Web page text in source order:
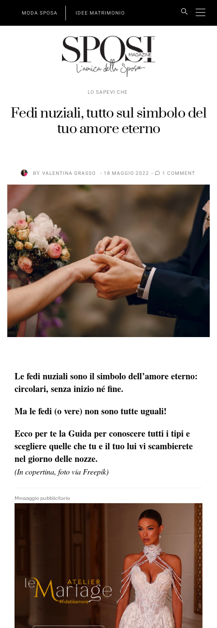
MODA SPOSA IDEE MATRIMONIO
LO SAPEVI CHE
Fedi nuziali, tutto sul simbolo del
tuo amore eterno
BY VALENTINA GRASSO 18 MAGGIO 2022 1 COMMENT
Le fedi nuziali sono il simbolo dell’amore eterno:
circolari, senza inizio né fine.
Ma le fedi (o vere) non sono tutte uguali!
Ecco per te la Guida per conoscere tutti i tipi e
scegliere quelle che tu e il tuo lui vi scambierete
nel giorno delle nozze.
(In copertina, foto via Freepik)
Messaggio pubblicitario